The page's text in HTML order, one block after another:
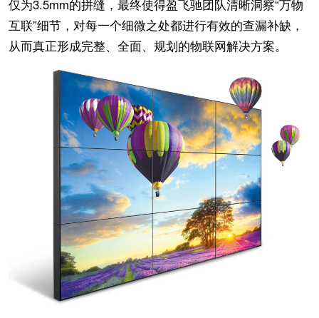
仅为3.5mm的拼缝，最终使得盈飞驰团队清晰洞察“万物
互联”细节，对每一个细微之处都进行有效的查漏补缺，
从而真正形成完整、全面、规划的物联网解决方案。